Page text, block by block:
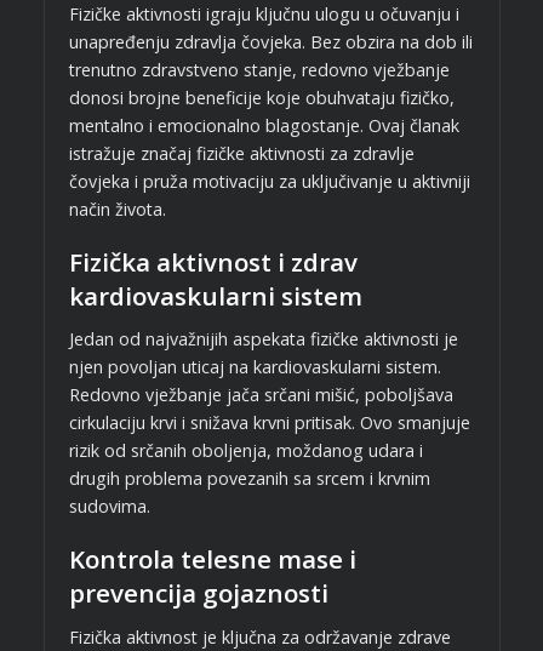
Fizičke aktivnosti igraju ključnu ulogu u očuvanju i
unapređenju zdravlja čovjeka. Bez obzira na dob ili
trenutno zdravstveno stanje, redovno vježbanje
donosi brojne beneficije koje obuhvataju fizičko,
mentalno i emocionalno blagostanje. Ovaj članak
istražuje značaj fizičke aktivnosti za zdravlje
čovjeka i pruža motivaciju za uključivanje u aktivniji
način života.
Fizička aktivnost i zdrav
kardiovaskularni sistem
Jedan od najvažnijih aspekata fizičke aktivnosti je
njen povoljan uticaj na kardiovaskularni sistem.
Redovno vježbanje jača srčani mišić, poboljšava
cirkulaciju krvi i snižava krvni pritisak. Ovo smanjuje
rizik od srčanih oboljenja, moždanog udara i
drugih problema povezanih sa srcem i krvnim
sudovima.
Kontrola telesne mase i
prevencija gojaznosti
Fizička aktivnost je ključna za održavanje zdrave